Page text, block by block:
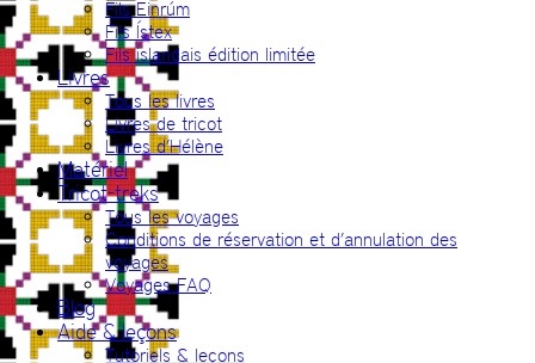
Fils Einrúm
Fils Ístex
Fils islandais édition limitée
Livres
Tous les livres
Livres de tricot
Livres d’Hélène
Matériel
Tricot-treks
Tous les voyages
Conditions de réservation et d’annulation des
voyages
Voyages FAQ
Blog
Aide & leçons
Tutoriels & leçons